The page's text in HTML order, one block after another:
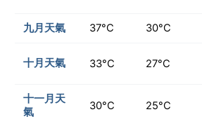
九月天氣 37°C 30°C
十月天氣 33°C 27°C
十一月天
氣
30°C 25°C